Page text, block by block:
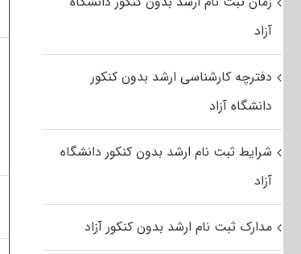
آزاد
دفترچه کارشناسی ارشد بدون کنکور
دانشگاه آزاد
شرایط ثبت نام ارشد بدون کنکور دانشگاه
آزاد
مدارک ثبت نام ارشد بدون کنکور آزاد